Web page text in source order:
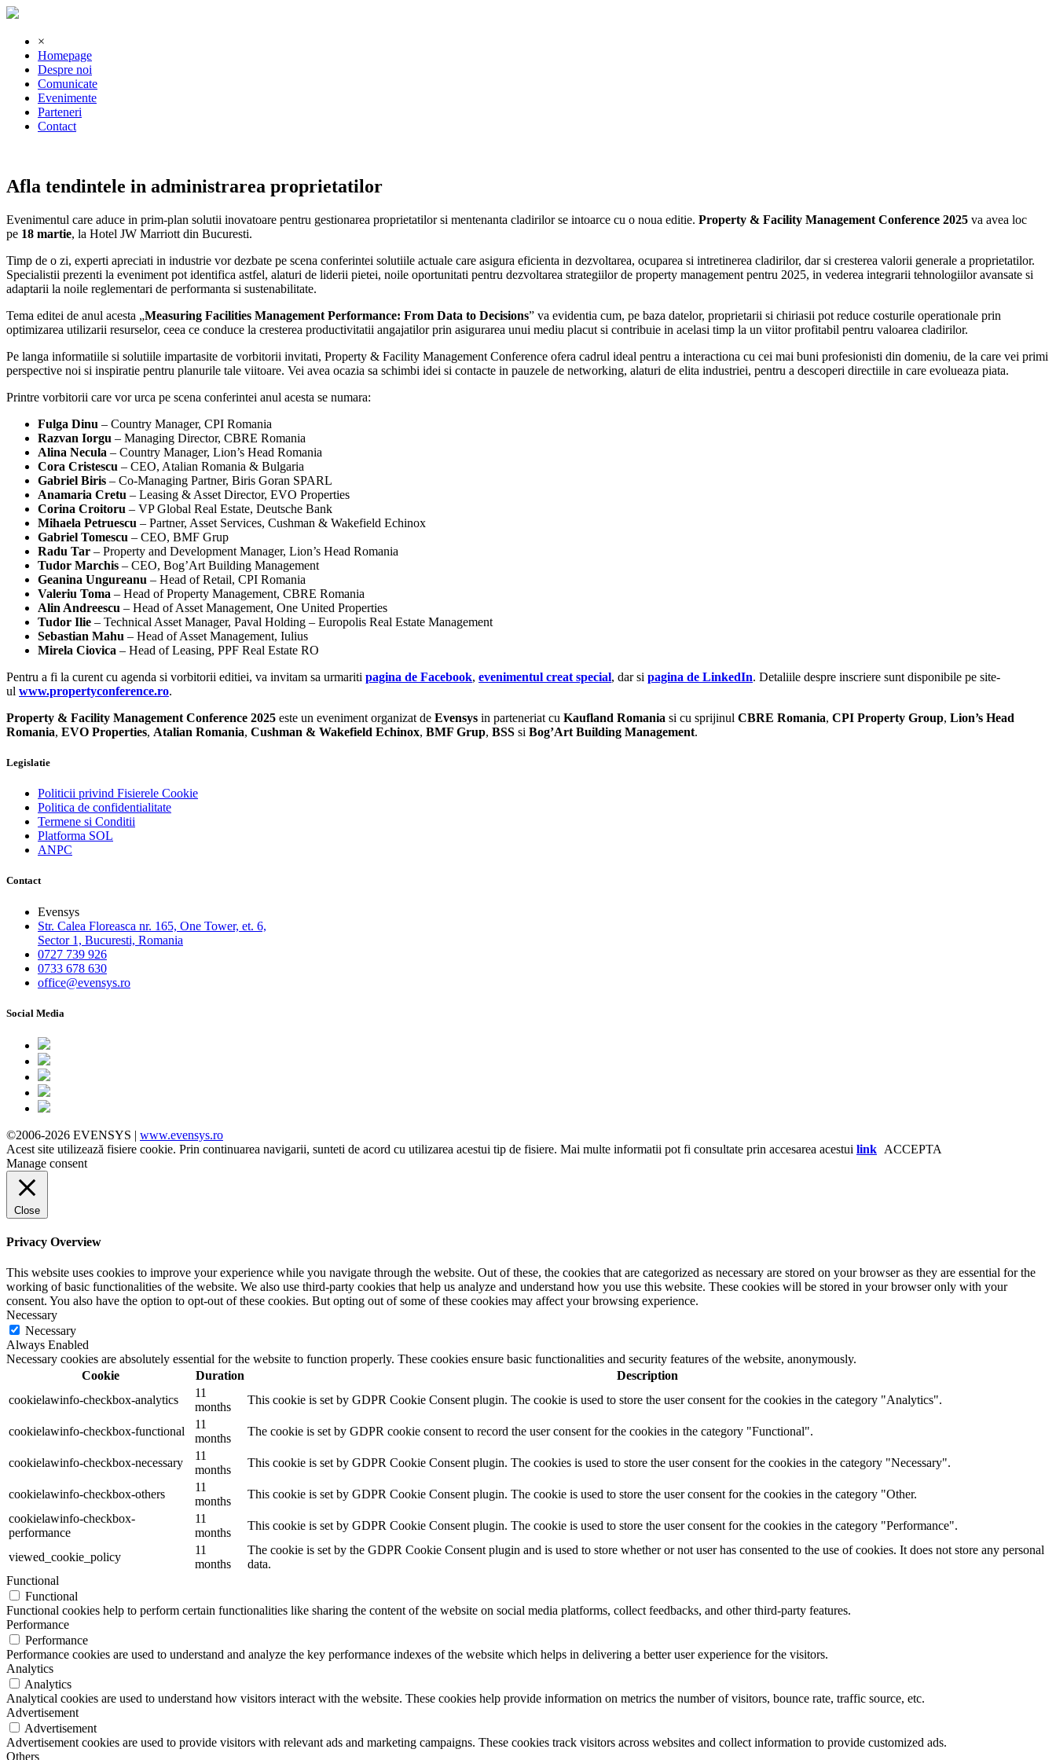
×
Homepage
Despre noi
Comunicate
Evenimente
Parteneri
Contact
Afla tendintele in administrarea proprietatilor
Evenimentul care aduce in prim-plan solutii inovatoare pentru gestionarea proprietatilor si mentenanta cladirilor se intoarce cu o noua editie. Property & Facility Management Conference 2025 va avea loc
pe 18 martie, la Hotel JW Marriott din Bucuresti.
Timp de o zi, experti apreciati in industrie vor dezbate pe scena conferintei solutiile actuale care asigura eficienta in dezvoltarea, ocuparea si intretinerea cladirilor, dar si cresterea valorii generale a proprietatilor.
Specialistii prezenti la eveniment pot identifica astfel, alaturi de liderii pietei, noile oportunitati pentru dezvoltarea strategiilor de property management pentru 2025, in vederea integrarii tehnologiilor avansate si
adaptarii la noile reglementari de performanta si sustenabilitate.
Tema editei de anul acesta „Measuring Facilities Management Performance: From Data to Decisions” va evidentia cum, pe baza datelor, proprietarii si chiriasii pot reduce costurile operationale prin
optimizarea utilizarii resurselor, ceea ce conduce la cresterea productivitatii angajatilor prin asigurarea unui mediu placut si contribuie in acelasi timp la un viitor profitabil pentru valoarea cladirilor.
Pe langa informatiile si solutiile impartasite de vorbitorii invitati, Property & Facility Management Conference ofera cadrul ideal pentru a interactiona cu cei mai buni profesionisti din domeniu, de la care vei primi
perspective noi si inspiratie pentru planurile tale viitoare. Vei avea ocazia sa schimbi idei si contacte in pauzele de networking, alaturi de elita industriei, pentru a descoperi directiile in care evolueaza piata.
Printre vorbitorii care vor urca pe scena conferintei anul acesta se numara:
Fulga Dinu – Country Manager, CPI Romania
Razvan Iorgu – Managing Director, CBRE Romania
Alina Necula – Country Manager, Lion’s Head Romania
Cora Cristescu – CEO, Atalian Romania & Bulgaria
Gabriel Biris – Co-Managing Partner, Biris Goran SPARL
Anamaria Cretu – Leasing & Asset Director, EVO Properties
Corina Croitoru – VP Global Real Estate, Deutsche Bank
Mihaela Petruescu – Partner, Asset Services, Cushman & Wakefield Echinox
Gabriel Tomescu – CEO, BMF Grup
Radu Tar – Property and Development Manager, Lion’s Head Romania
Tudor Marchis – CEO, Bog’Art Building Management
Geanina Ungureanu – Head of Retail, CPI Romania
Valeriu Toma – Head of Property Management, CBRE Romania
Alin Andreescu – Head of Asset Management, One United Properties
Tudor Ilie – Technical Asset Manager, Paval Holding – Europolis Real Estate Management
Sebastian Mahu – Head of Asset Management, Iulius
Mirela Ciovica – Head of Leasing, PPF Real Estate RO
Pentru a fi la curent cu agenda si vorbitorii editiei, va invitam sa urmariti pagina de Facebook, evenimentul creat special, dar si pagina de LinkedIn. Detaliile despre inscriere sunt disponibile pe site-
ul www.propertyconference.ro.
Property & Facility Management Conference 2025 este un eveniment organizat de Evensys in parteneriat cu Kaufland Romania si cu sprijinul CBRE Romania, CPI Property Group, Lion’s Head
Romania, EVO Properties, Atalian Romania, Cushman & Wakefield Echinox, BMF Grup, BSS si Bog’Art Building Management.
Legislatie
Politicii privind Fisierele Cookie
Politica de confidentialitate
Termene si Conditii
Platforma SOL
ANPC
Contact
Evensys
Str. Calea Floreasca nr. 165, One Tower, et. 6,
Sector 1, Bucuresti, Romania
0727 739 926
0733 678 630
office@evensys.ro
Social Media
©2006-2026 EVENSYS | www.evensys.ro
Acest site utilizează fisiere cookie. Prin continuarea navigarii, sunteti de acord cu utilizarea acestui tip de fisiere. Mai multe informatii pot fi consultate prin accesarea acestui link ACCEPTA
Manage consent
Close
Privacy Overview
This website uses cookies to improve your experience while you navigate through the website. Out of these, the cookies that are categorized as necessary are stored on your browser as they are essential for the
working of basic functionalities of the website. We also use third-party cookies that help us analyze and understand how you use this website. These cookies will be stored in your browser only with your
consent. You also have the option to opt-out of these cookies. But opting out of some of these cookies may affect your browsing experience.
Necessary
Necessary
Always Enabled
Necessary cookies are absolutely essential for the website to function properly. These cookies ensure basic functionalities and security features of the website, anonymously.
Cookie
Duration
Description
cookielawinfo-checkbox-analytics
11
months
This cookie is set by GDPR Cookie Consent plugin. The cookie is used to store the user consent for the cookies in the category "Analytics".
cookielawinfo-checkbox-functional
11
months
The cookie is set by GDPR cookie consent to record the user consent for the cookies in the category "Functional".
cookielawinfo-checkbox-necessary
11
months
This cookie is set by GDPR Cookie Consent plugin. The cookies is used to store the user consent for the cookies in the category "Necessary".
cookielawinfo-checkbox-others
11
months
This cookie is set by GDPR Cookie Consent plugin. The cookie is used to store the user consent for the cookies in the category "Other.
cookielawinfo-checkbox-
performance
11
months
This cookie is set by GDPR Cookie Consent plugin. The cookie is used to store the user consent for the cookies in the category "Performance".
viewed_cookie_policy
11
months
The cookie is set by the GDPR Cookie Consent plugin and is used to store whether or not user has consented to the use of cookies. It does not store any personal
data.
Functional
Functional
Functional cookies help to perform certain functionalities like sharing the content of the website on social media platforms, collect feedbacks, and other third-party features.
Performance
Performance
Performance cookies are used to understand and analyze the key performance indexes of the website which helps in delivering a better user experience for the visitors.
Analytics
Analytics
Analytical cookies are used to understand how visitors interact with the website. These cookies help provide information on metrics the number of visitors, bounce rate, traffic source, etc.
Advertisement
Advertisement
Advertisement cookies are used to provide visitors with relevant ads and marketing campaigns. These cookies track visitors across websites and collect information to provide customized ads.
Others